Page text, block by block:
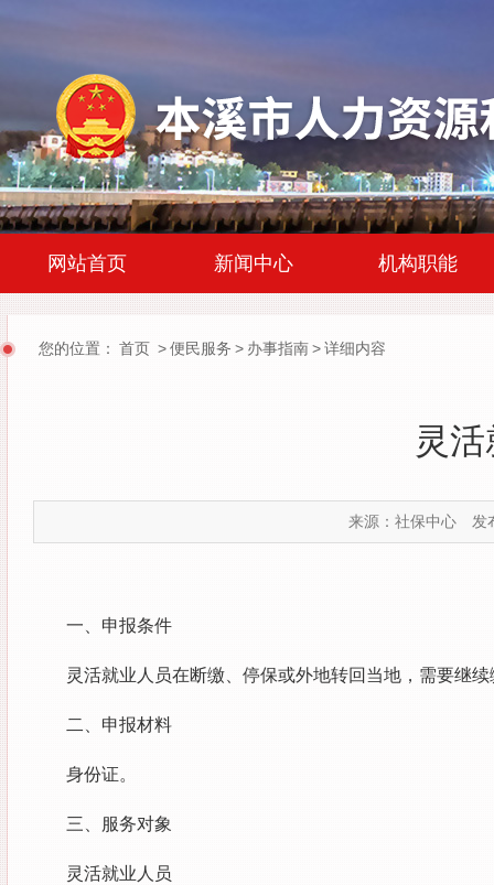
网站首页 新闻中心 机构职能
您的位置： 首页 >便民服务 > 办事指南>详细内容
灵
来源：社保中心 发
一、申报条件
灵活就业人员在断缴、停保或外地转回当地，需要继
二、申报材料
身份证。
三、服务对象
灵活就业人员